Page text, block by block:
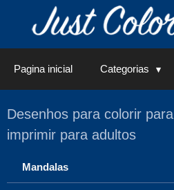
Pagina inicial Categorias
Desenhos para colorir para
imprimir para adultos
Mandalas